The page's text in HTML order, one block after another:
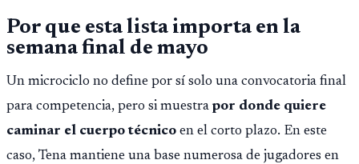
Por que esta lista importa en la
semana final de mayo
Un microciclo no define por sí solo una convocatoria final
para competencia, pero si muestra por donde quiere
caminar el cuerpo técnico en el corto plazo. En este
caso, Tena mantiene una base numerosa de jugadores en